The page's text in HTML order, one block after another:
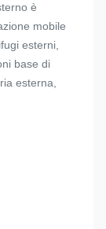
è
mobile
esterni,
base di
esterna,